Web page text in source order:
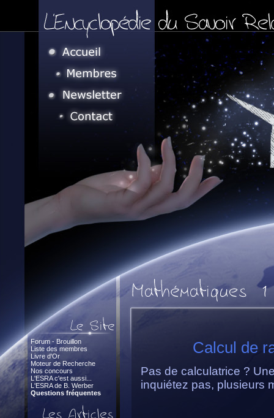
Forum - Brouillon
Liste des membres
Livre d'Or
Moteur de Recherche
Nos concours
L'ESRA c'est aussi...
L'ESRA de B. Werber
Questions fréquentes
Calcul de
Pas de calculatrice ?
inquiétez pas, plusieurs